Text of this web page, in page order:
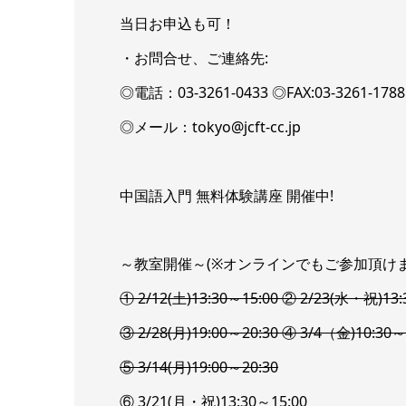
当日お申込も可！
・お問合せ、ご連絡先:
◎電話：03-3261-0433 ◎FAX:03-3261-
◎メール：tokyo@jcft-cc.jp
中国語入門 無料体験講座 開催中!
～教室開催～(※オンラインでもご参加頂け
① 2/12(土)13:30～15:00 ② 2/23(水・祝
③ 2/28(月)19:00～20:30 ④ 3/4（金)10:30
⑤ 3/14(月)19:00～20:30
⑥ 3/21(月・祝)13:30～15:00